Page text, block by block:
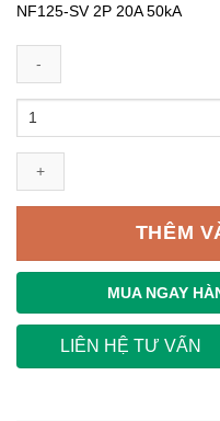
NF125-SV 2P 20A 50kA
2P,
NF125-
SV
50kA
THÊM
MUA NGAY
LIÊN HỆ TƯ VẤN